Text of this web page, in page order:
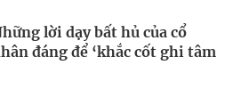
lời dạy bất hủ của cổ
đáng để ‘khắc cốt ghi tâm